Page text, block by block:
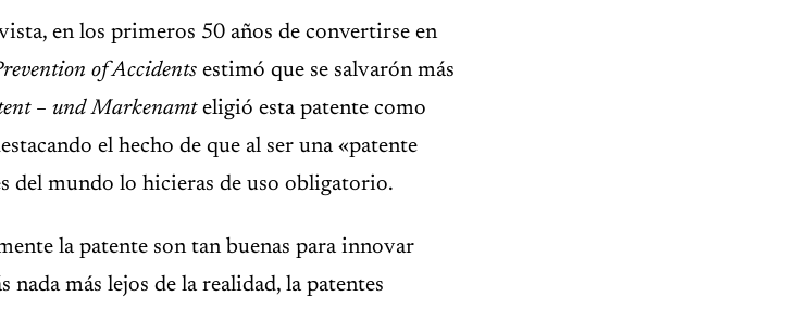
en los primeros 50 años de convertirse en
of Accidents estimó que se salvarón más
– und Markenamteligió esta patente como
el hecho de que al ser una «patente
del mundo lo hicieras de uso obligatorio.
la patente son tan buenas para innovar
más lejos de la realidad, la patentes